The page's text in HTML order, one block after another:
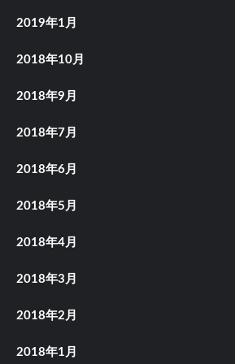
2019年1月
2018年10月
2018年9月
2018年7月
2018年6月
2018年5月
2018年4月
2018年3月
2018年2月
2018年1月